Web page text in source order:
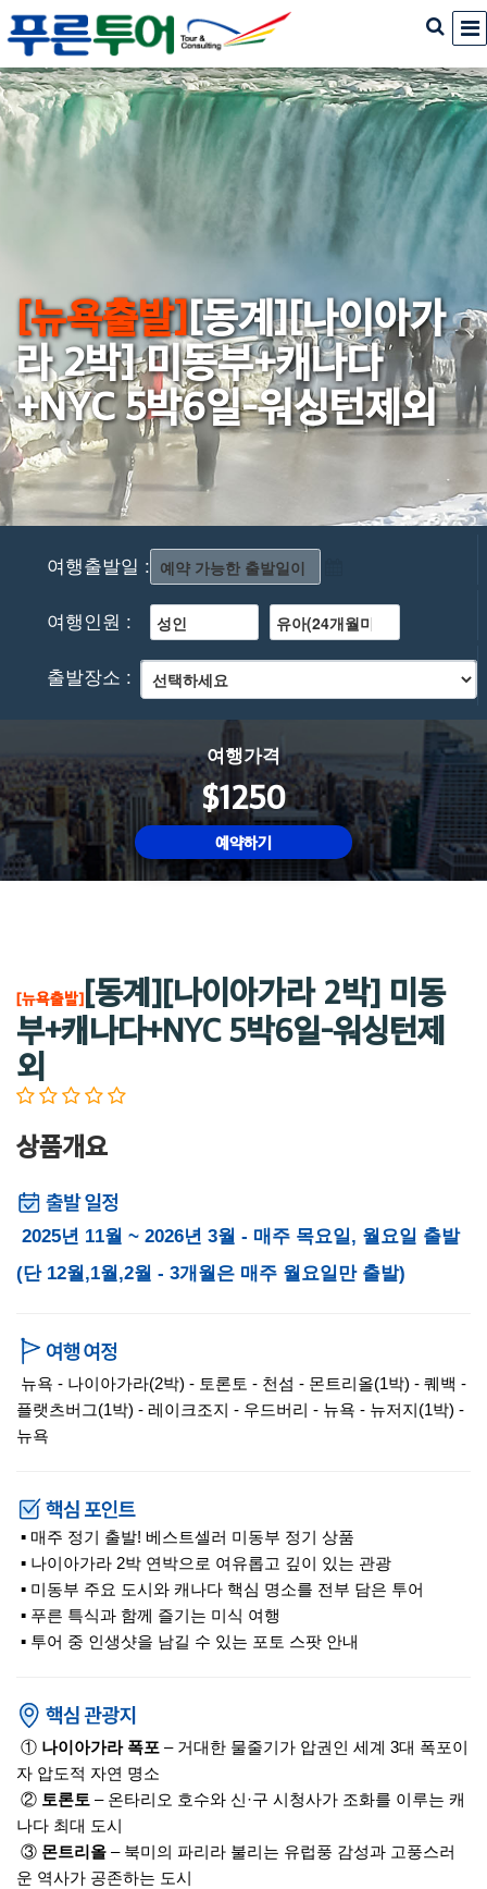
[뉴욕출발][동계][나이아가
라 2박] 미동부+캐나다
+NYC 5박6일-워싱턴제외
여행출발일 :
여행인원 :
출발장소 :
여행가격
$1250
예약하기
[뉴욕출발][동계][나이아가라 2박] 미동
부+캐나다+NYC 5박6일-워싱턴제
외
상품개요
2025년 11월 ~ 2026년 3월 - 매주 목요일, 월요일 출발
(단 12월,1월,2월 - 3개월은 매주 월요일만 출발)
뉴욕 - 나이아가라(2박) - 토론토 - 천섬 - 몬트리올(1박) - 퀘백 -
플랫츠버그(1박) - 레이크조지 - 우드버리 - 뉴욕 - 뉴저지(1박) -
뉴욕
▪ 매주 정기 출발! 베스트셀러 미동부 정기 상품
▪ 나이아가라 2박 연박으로 여유롭고 깊이 있는 관광
▪ 미동부 주요 도시와 캐나다 핵심 명소를 전부 담은 투어
▪ 푸른 특식과 함께 즐기는 미식 여행
▪ 투어 중 인생샷을 남길 수 있는 포토 스팟 안내
① 나이아가라 폭포 – 거대한 물줄기가 압권인 세계 3대 폭포이
자 압도적 자연 명소
② 토론토 – 온타리오 호수와 신·구 시청사가 조화를 이루는 캐
나다 최대 도시
③ 몬트리올 – 북미의 파리라 불리는 유럽풍 감성과 고풍스러
운 역사가 공존하는 도시